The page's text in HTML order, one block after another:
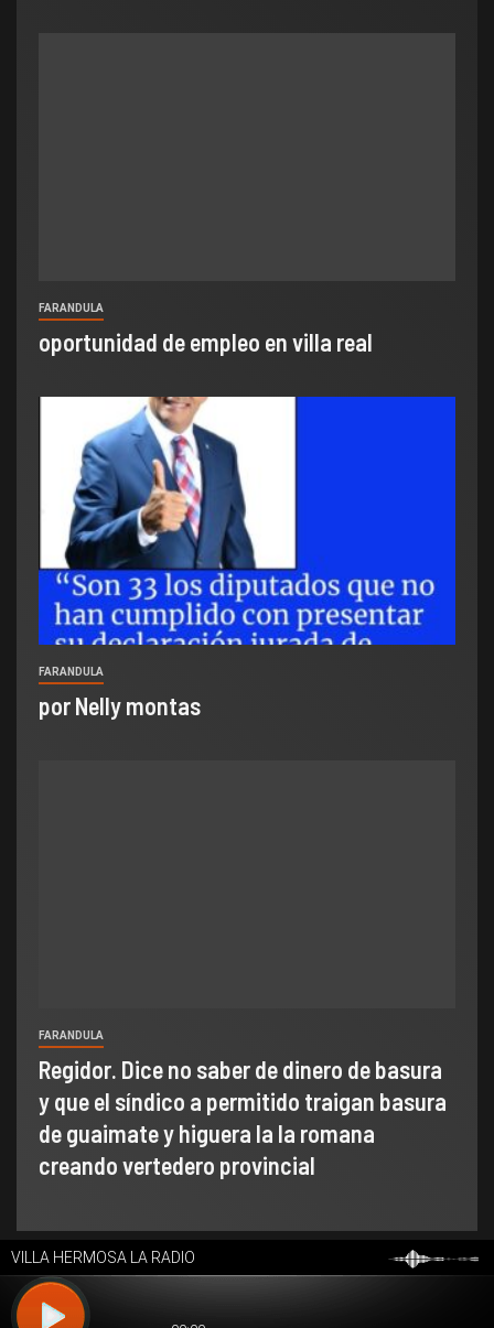
FARANDULA
oportunidad de empleo en villa real
FARANDULA
por Nelly montas
FARANDULA
Regidor. Dice no saber de dinero de basura
y que el síndico a permitido traigan basura
de guaimate y higuera la la romana
creando vertedero provincial